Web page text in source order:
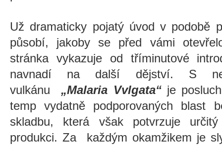
Už dramaticky pojatý úvod v podobě
působí, jakoby se před vámi
stránka vykazuje od tříminutové
navnadí na další dějství. S
vulkánu
„Malaria Vvlgata“je
temp vydatně podporovaných blast
skladbu, která však potvrzuje
produkci. Za každým okamžikem je